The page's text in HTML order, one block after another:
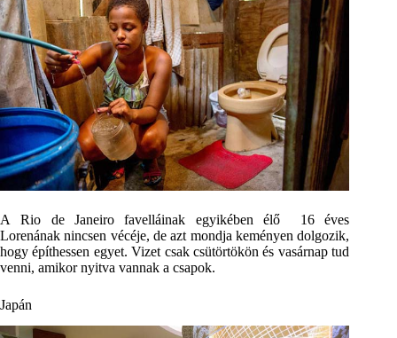
A Rio de Janeiro favelláinak egyikében élő 16 éves
Lorenának nincsen vécéje, de azt mondja keményen dolgozik,
hogy építhessen egyet. Vizet csak csütörtökön és vasárnap tud
venni, amikor nyitva vannak a csapok.
Japán